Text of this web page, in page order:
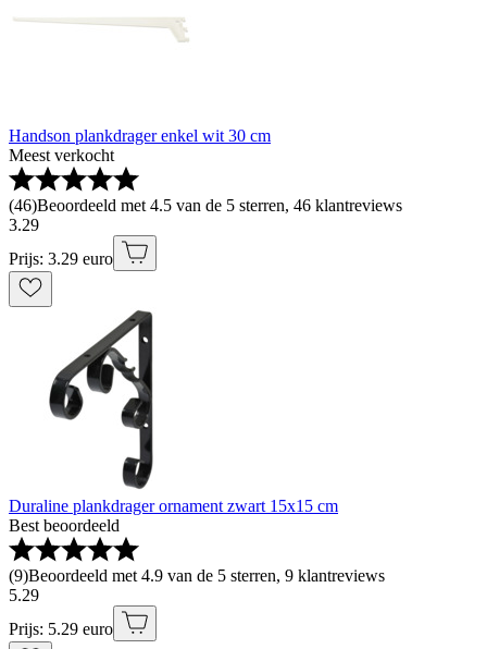
Handson plankdrager enkel wit 30 cm
Meest verkocht
(46)Beoordeeld met 4.5 van de 5 sterren, 46 klantreviews
3.29
Prijs: 3.29 euro
Duraline plankdrager ornament zwart 15x15 cm
Best beoordeeld
(9)Beoordeeld met 4.9 van de 5 sterren, 9 klantreviews
5.29
Prijs: 5.29 euro